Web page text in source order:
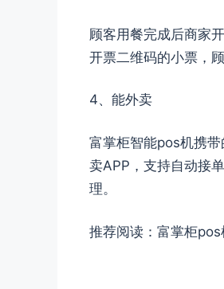
顾客用餐完成后商家
开票二维码的小票，
4、能外卖
富掌柜智能pos机携
卖APP，支持自动接
理。
推荐阅读： 富掌柜pos